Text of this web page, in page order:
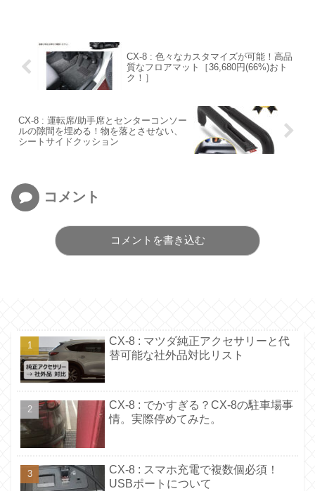
CX-8 : 色々なカスタマイズが可能！高品
質なフロアマット［36,680円(66%)おト
ク！］
CX-8 : 運転席/助手席とセンターコンソー
ルの隙間を埋める！物を落とさせない、
シートサイドクッション
コメント
コメントを書き込む
CX-8 : マツダ純正アクセサリーと代
替可能な社外品対比リスト
CX-8 : でかすぎる？CX-8の駐車場事
情。実際停めてみた。
CX-8 : スマホ充電で複数個必須！
USBポートについて